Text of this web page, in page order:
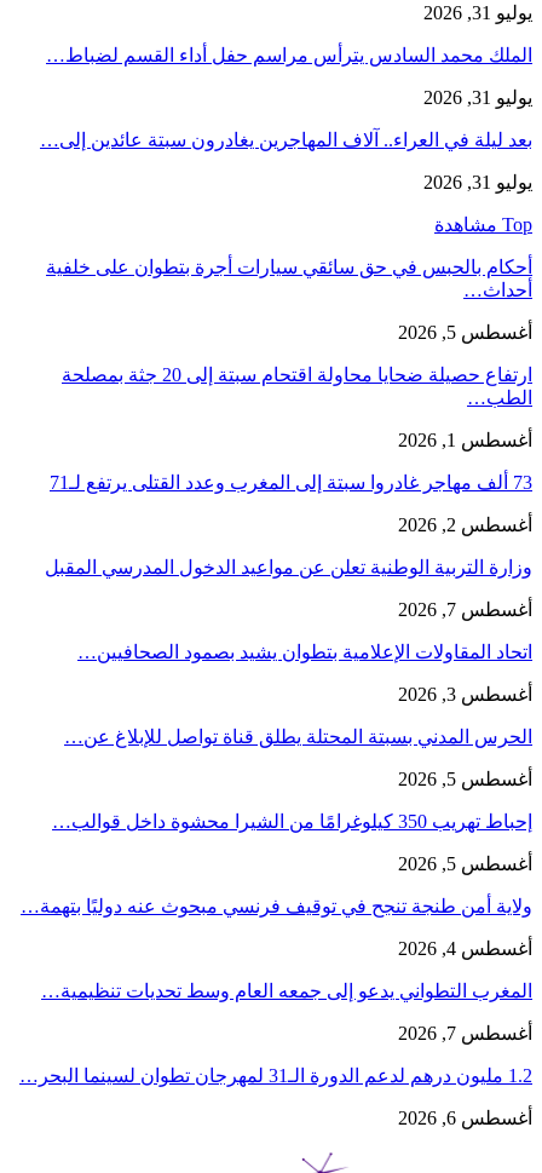
يوليو 31, 2026
الملك محمد السادس يترأس مراسم حفل أداء القسم لضباط…
يوليو 31, 2026
بعد ليلة في العراء.. آلاف المهاجرين يغادرون سبتة عائدين إلى…
يوليو 31, 2026
Top مشاهدة
أحكام بالحبس في حق سائقي سيارات أجرة بتطوان على خلفية
أحداث…
أغسطس 5, 2026
ارتفاع حصيلة ضحايا محاولة اقتحام سبتة إلى 20 جثة بمصلحة
الطب…
أغسطس 1, 2026
73 ألف مهاجر غادروا سبتة إلى المغرب وعدد القتلى يرتفع لـ71
أغسطس 2, 2026
وزارة التربية الوطنية تعلن عن مواعيد الدخول المدرسي المقبل
أغسطس 7, 2026
اتحاد المقاولات الإعلامية بتطوان يشيد بصمود الصحافيين…
أغسطس 3, 2026
الحرس المدني بسبتة المحتلة يطلق قناة تواصل للإبلاغ عن…
أغسطس 5, 2026
إحباط تهريب 350 كيلوغرامًا من الشيرا محشوة داخل قوالب…
أغسطس 5, 2026
ولاية أمن طنجة تنجح في توقيف فرنسي مبحوث عنه دوليًا بتهمة…
أغسطس 4, 2026
المغرب التطواني يدعو إلى جمعه العام وسط تحديات تنظيمية…
أغسطس 7, 2026
1.2 مليون درهم لدعم الدورة الـ31 لمهرجان تطوان لسينما البحر…
أغسطس 6, 2026